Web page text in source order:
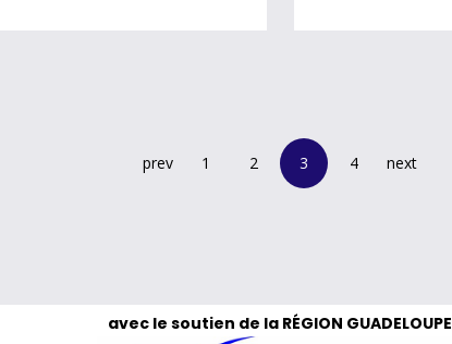
prev 1 2 3 4 next
avec le soutien de la RÉGION GUADELOUPE